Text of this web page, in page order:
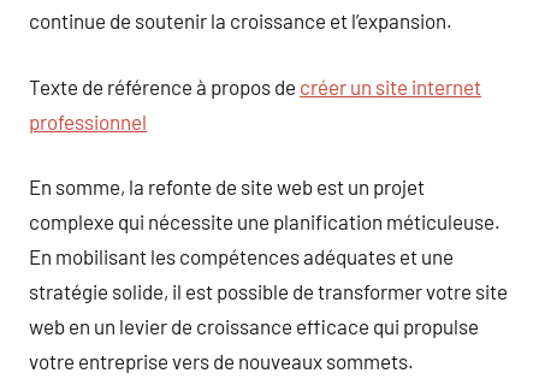
continue de soutenir la croissance et l’expansion.
Texte de référence à propos de créer un site internet
professionnel
En somme, la refonte de site web est un projet
complexe qui nécessite une planification méticuleuse.
En mobilisant les compétences adéquates et une
stratégie solide, il est possible de transformer votre site
web en un levier de croissance efficace qui propulse
votre entreprise vers de nouveaux sommets.